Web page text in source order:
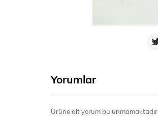
Yorumlar
Ürüne ait yorum bulunmamaktadır.